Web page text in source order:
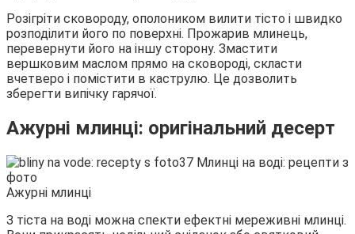
Розігріти сковороду, ополоником вилити тісто і швидко
розподілити його по поверхні. Прожарив млинець,
перевернути його на іншу сторону. Змастити
вершковим маслом прямо на сковороді, скласти
вчетверо і помістити в каструлю. Це дозволить
зберегти випічку гарячої.
Ажурні млинці: оригінальний десерт
Ажурні млинці
З тіста на воді можна спекти ефектні мереживні млинці.